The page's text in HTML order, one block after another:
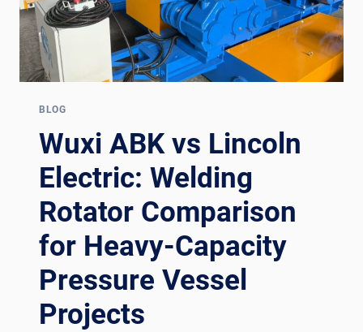
BLOG
Wuxi ABK vs Lincoln
Electric: Welding
Rotator Comparison
for Heavy-Capacity
Pressure Vessel
Projects